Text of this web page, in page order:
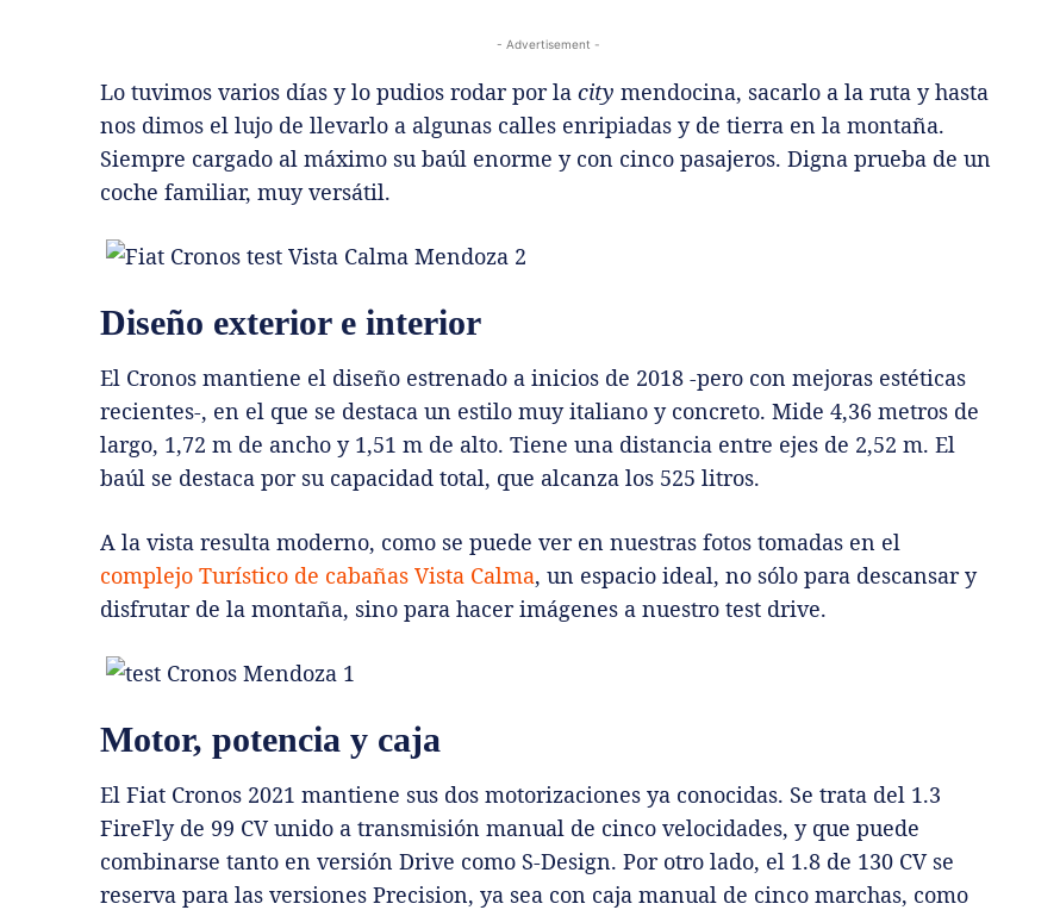
- Advertisement -
Lo tuvimos varios días y lo pudios rodar por la city mendocina, sacarlo a la ruta y hasta
nos dimos el lujo de llevarlo a algunas calles enripiadas y de tierra en la montaña.
Siempre cargado al máximo su baúl enorme y con cinco pasajeros. Digna prueba de un
coche familiar, muy versátil.
Diseño exterior e interior
El Cronos mantiene el diseño estrenado a inicios de 2018 -pero con mejoras estéticas
recientes-, en el que se destaca un estilo muy italiano y concreto. Mide 4,36 metros de
largo, 1,72 m de ancho y 1,51 m de alto. Tiene una distancia entre ejes de 2,52 m. El
baúl se destaca por su capacidad total, que alcanza los 525 litros.
A la vista resulta moderno, como se puede ver en nuestras fotos tomadas en el
complejo Turístico de cabañas Vista Calma, un espacio ideal, no sólo para descansar y
disfrutar de la montaña, sino para hacer imágenes a nuestro test drive.
Motor, potencia y caja
El Fiat Cronos 2021 mantiene sus dos motorizaciones ya conocidas. Se trata del 1.3
FireFly de 99 CV unido a transmisión manual de cinco velocidades, y que puede
combinarse tanto en versión Drive como S-Design. Por otro lado, el 1.8 de 130 CV se
reserva para las versiones Precision, ya sea con caja manual de cinco marchas, como